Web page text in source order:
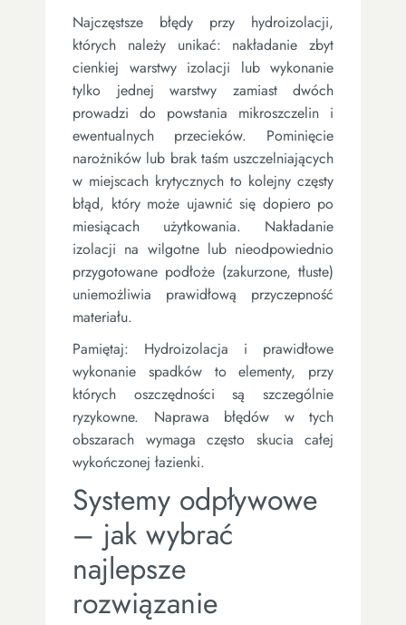
Najczęstsze błędy przy hydroizolacji,
których należy unikać: nakładanie zbyt
cienkiej warstwy izolacji lub wykonanie
tylko jednej warstwy zamiast dwóch
prowadzi do powstania mikroszczelin i
ewentualnych przecieków. Pominięcie
narożników lub brak taśm uszczelniających
w miejscach krytycznych to kolejny częsty
błąd, który może ujawnić się dopiero po
miesiącach użytkowania. Nakładanie
izolacji na wilgotne lub nieodpowiednio
przygotowane podłoże (zakurzone, tłuste)
uniemożliwia prawidłową przyczepność
materiału.
Pamiętaj: Hydroizolacja i prawidłowe
wykonanie spadków to elementy, przy
których oszczędności są szczególnie
ryzykowne. Naprawa błędów w tych
obszarach wymaga często skucia całej
wykończonej łazienki.
Systemy odpływowe
– jak wybrać
najlepsze
rozwiązanie